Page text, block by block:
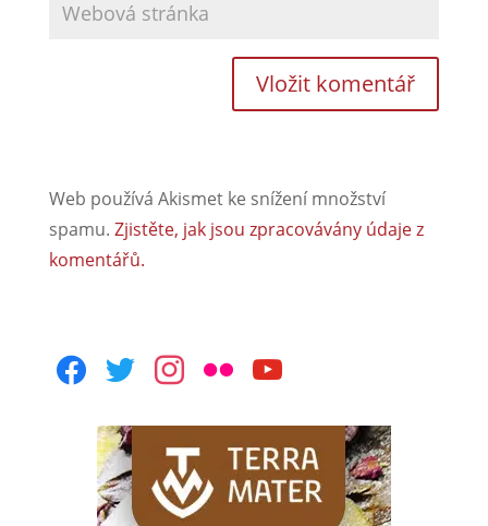
Web používá Akismet ke snížení množství
spamu. Zjistěte, jak jsou zpracovávány údaje z
komentářů.
facebooktwitterinstagram
flickr youtube